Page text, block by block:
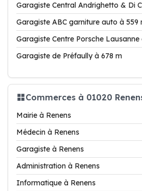
Garagiste Central Andrighetto & Di
Garagiste ABC garniture auto à 559
Garagiste Centre Porsche Lausanne
Garagiste de Préfaully à 678 m
Commerces à 01020
Mairie à Renens
Médecin à Renens
Garagiste à Renens
Administration à Renens
Informatique à Renens